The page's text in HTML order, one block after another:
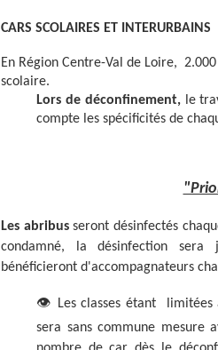
CARS SCOLAIRES ET INTERURBAINS
En Région Centre-Val de Loire,
scolaire.
Lors de déconfinement, le
compte les spécificités de
Les abribusseront désinfectés
condamné, la désinfection
bénéficieront d'accompagnateurs
👁 Les classes étant
sera sans commune